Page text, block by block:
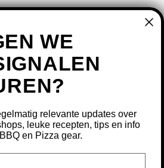
MIJN ACCOUNT
REGISTREREN
MIJN BESTELLINGEN
MIJN TICKETS
MIJN VERLANGLIJST
WE
relevante updates over
leuke recepten, tips en info
en Pizza gear.